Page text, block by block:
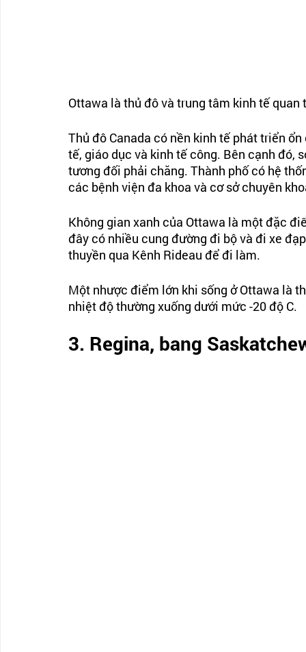
Ottawa là thủ đô và trung tâm kinh tế quan
Thủ đô Canada có nền kinh tế phát triển
tế, giáo dục và kinh tế công. Bên cạnh đó,
tương đối phải chăng. Thành phố có hệ
các bệnh viện đa khoa và cơ sở chuyên
Không gian xanh của Ottawa là một đặc
đây có nhiều cung đường đi bộ và đi xe
thuyền qua Kênh Rideau để đi làm.
Một nhược điểm lớn khi sống ở Ottawa là
nhiệt độ thường xuống dưới mức -20 độ C.
3. Regina, bang